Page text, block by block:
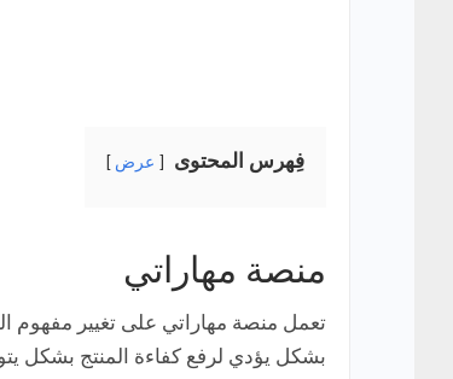
فِهرس المحتوى عرض
منصة مهاراتي
تعمل منصة مهاراتي على تغيير مفهوم
بشكل يؤدي لرفع كفاءة المنتج بشكل